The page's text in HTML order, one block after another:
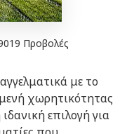
Προβολές
με το
χωρητικότητας
επιλογή για